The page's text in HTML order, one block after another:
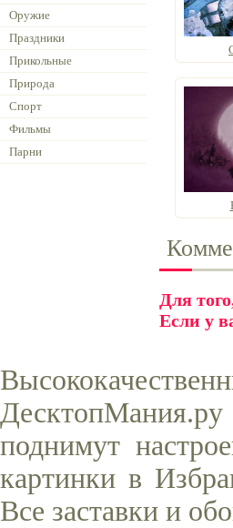
Оружие
Праздники
Прикольные
Природа
Спорт
Фильмы
Парни
Для
Если у
поднимут
картинки в
Все заставки и